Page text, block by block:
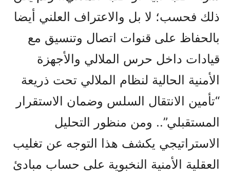
ذلك فحسب؛ لا بل والاعتراف العلني أيضا
بالحفاظ على قنوات اتصال وتنسيق مع
قيادات داخل حرس الملالي والأجهزة
الأمنية الحالية لنظام الملالي تحت ذريعة
“تأمين الانتقال السلس وضمان الاستقرار
المستقبلي”.. ومن منظور التحليل
الاستراتيجي يكشف هذا التوجه عن تغليب
العقلية الأمنية النخبوية على حساب مبادئ